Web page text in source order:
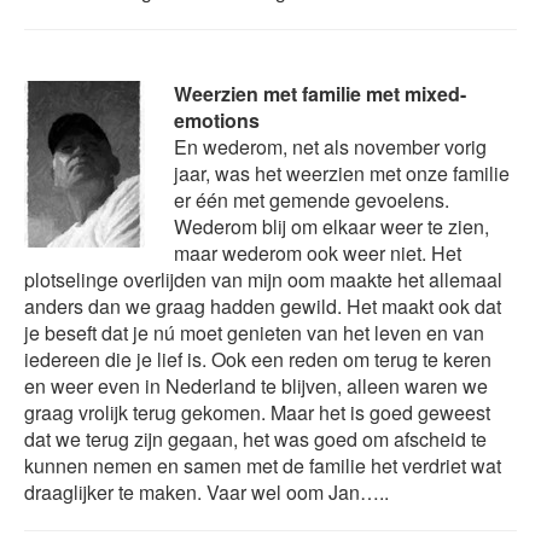
Weerzien met familie met mixed-
emotions
En wederom, net als november vorig
jaar, was het weerzien met onze familie
er één met gemende gevoelens.
Wederom blij om elkaar weer te zien,
maar wederom ook weer niet. Het
plotselinge overlijden van mijn oom maakte het allemaal
anders dan we graag hadden gewild. Het maakt ook dat
je beseft dat je nú moet genieten van het leven en van
iedereen die je lief is. Ook een reden om terug te keren
en weer even in Nederland te blijven, alleen waren we
graag vrolijk terug gekomen. Maar het is goed geweest
dat we terug zijn gegaan, het was goed om afscheid te
kunnen nemen en samen met de familie het verdriet wat
draaglijker te maken. Vaar wel oom Jan…..